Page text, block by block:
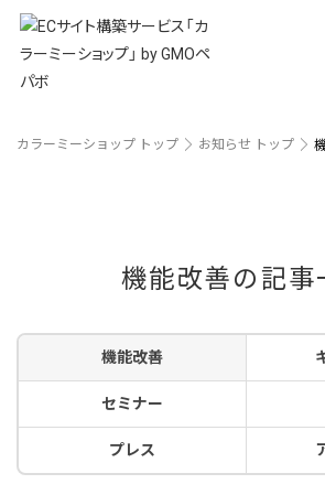
カラーミーショップ トップ お知らせ トップ
機能改善の記事
機能改善
セミナー
プレス